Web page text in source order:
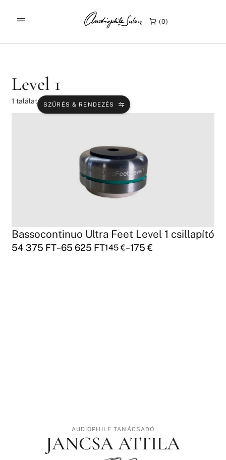
0
KEZDŐLAP TERMÉKEK / LEVEL 1
Level 1
1 találat SZŰRÉS & RENDEZÉS
Bassocontinuo Ultra Feet Level 1 csillapító
54 375 FT–65 625 FT145€–175€
AUDIOPHILE TANÁCSADÓ
JANCSA ATTILA